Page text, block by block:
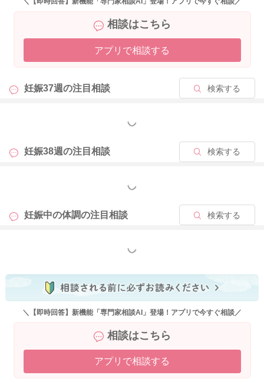
よかったら参考になさってみてください。
どうぞよろしくお願いします。
相談はこちら
アプリで相談する
妊娠37週の注目相談 検索する
もっと見る
妊娠38週の注目相談 検索する
もっと見る
妊娠中の体調の注目相談 検索する
もっと見る
＼【即時回答】新機能「専門家相談AI」登場！アプリで今すぐ相談／
相談はこちら
アプリで相談する